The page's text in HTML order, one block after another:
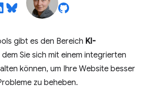
gibt es den Bereich KI-
dem Sie sich mit einem integrierten
können, um Ihre Website besser
zu beheben.